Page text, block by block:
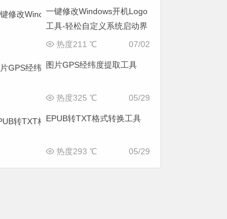
一键修改Windows开机Logo
工具-轻松自定义系统启动界
面
07/02
热度211 ℃
图片GPS经纬度提取工具
05/29
热度325 ℃
EPUB转TXT格式转换工具
05/29
热度293 ℃